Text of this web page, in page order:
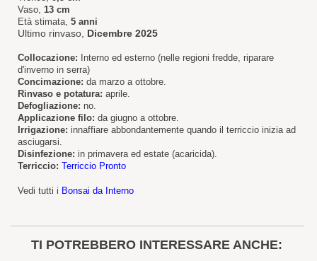
Vaso, 13 cm
Età stimata, 5 anni
Ultimo rinvaso, Dicembre 2025
Collocazione: Interno ed esterno (nelle regioni fredde, riparare
d'inverno in serra)
Concimazione: da marzo a ottobre.
Rinvaso e potatura: aprile.
Defogliazione: no.
Applicazione filo: da giugno a ottobre.
Irrigazione: innaffiare abbondantemente quando il terriccio inizia ad
asciugarsi.
Disinfezione: in primavera ed estate (acaricida).
Terriccio: Terriccio Pronto
Vedi tutti i Bonsai da Interno
TI POTREBBERO INTERESSARE ANCHE: